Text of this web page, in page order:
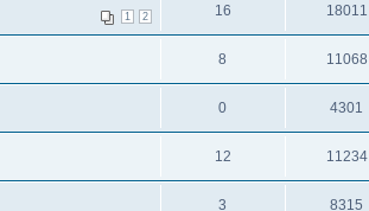
1 2 16 18011
8 11068
0 4301
12 11234
3 8315